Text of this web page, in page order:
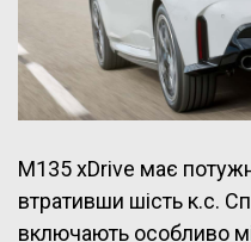
M135 xDrive має
втративши шість к.с.
включають особливо